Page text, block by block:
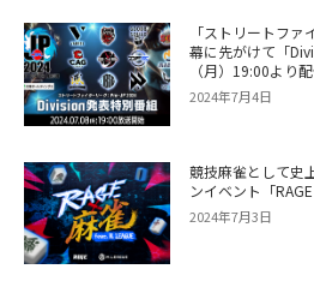
「ストリートフ
幕に先がけて「
（月）19:00より配
2024年7月4日
競技麻雀として史
ンイベント「
2024年7月3日